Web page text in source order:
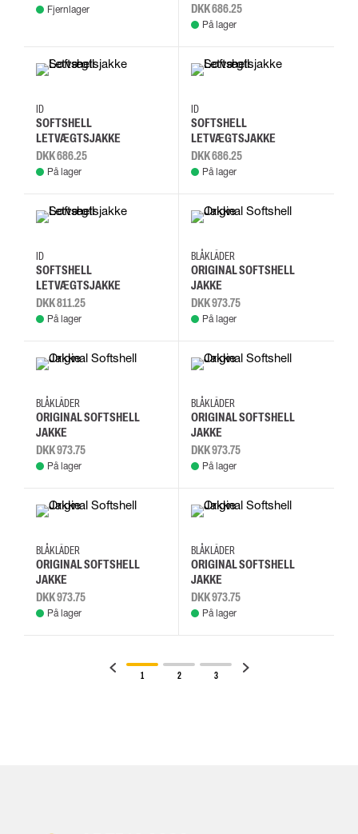
Fjernlager DKK 686.25
På lager
ID
SOFTSHELL
LETVÆGTSJAKKE
DKK 686.25
På lager
ID
SOFTSHELL
LETVÆGTSJAKKE
DKK 686.25
På lager
ID
SOFTSHELL
LETVÆGTSJAKKE
DKK 811.25
På lager
4XL
BLÅKLÄDER
ORIGINAL SOFTSHELL
JAKKE
DKK 973.75
På lager
4XL
BLÅKLÄDER
ORIGINAL SOFTSHELL
JAKKE
DKK 973.75
På lager
4XL
BLÅKLÄDER
ORIGINAL SOFTSHELL
JAKKE
DKK 973.75
På lager
4XL
BLÅKLÄDER
ORIGINAL SOFTSHELL
JAKKE
DKK 973.75
På lager
4XL
BLÅKLÄDER
ORIGINAL SOFTSHELL
JAKKE
DKK 973.75
På lager
1 2 3